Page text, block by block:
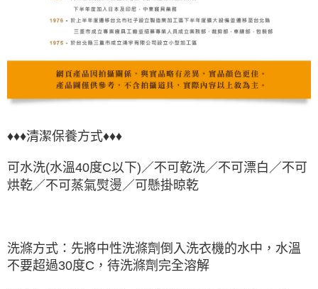
♦♦♦清潔保養方式♦♦♦
可水洗(水溫40度C以下)／不可乾洗／不可漂白 ／不可
烘乾／不可蒸氣熨燙／可懸掛晾乾
洗滌方式：先將中性洗滌劑倒入洗衣機的水中，水溫
不要超過30度C，待洗滌劑完全溶解